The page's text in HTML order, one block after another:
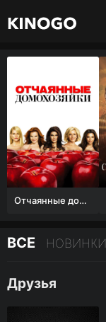
Отчаянные домохозяйки (1 сезон)
ВСЕ НОВИНКИ
Друзья